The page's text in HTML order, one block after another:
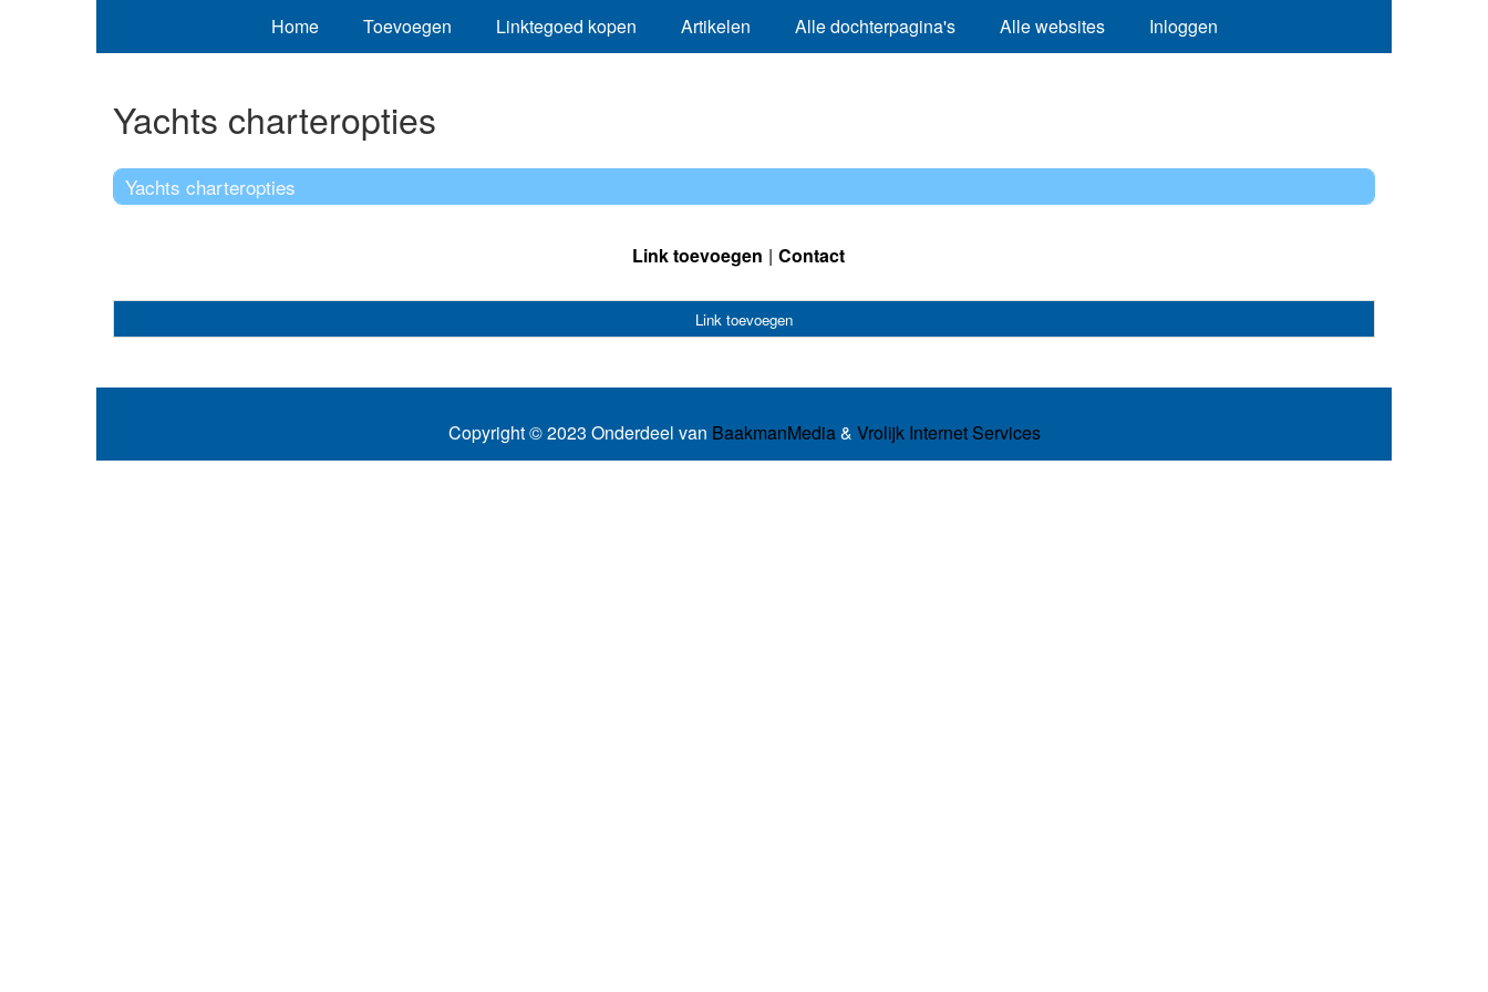
Home Toevoegen Linktegoed kopen Artikelen Alle dochterpagina's Alle websites Inloggen
Yachts charteropties
Yachts charteropties
Link toevoegen Contact
Link toevoegen
Copyright © 2023 Onderdeel van BaakmanMedia& Vrolijk Internet Services